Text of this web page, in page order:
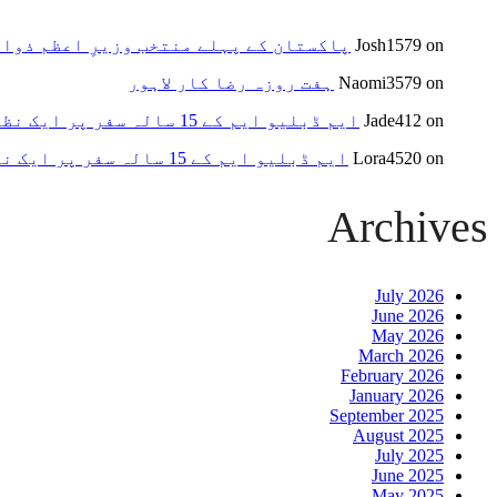
Josh1579 on
پاکستان کے پہلے منتخب وزیرِ اعظم
Naomi3579 on
ہفت روزہ رضا کار لاہور
Jade412 on
ایم ڈبلیو ایم کے 15 سالہ سفر پر ایک نظر
Lora4520 on ایم ڈبلیو ایم کے 15 سالہ سفر پر ایک نظر
Archives
July 2026
June 2026
May 2026
March 2026
February 2026
January 2026
September 2025
August 2025
July 2025
June 2025